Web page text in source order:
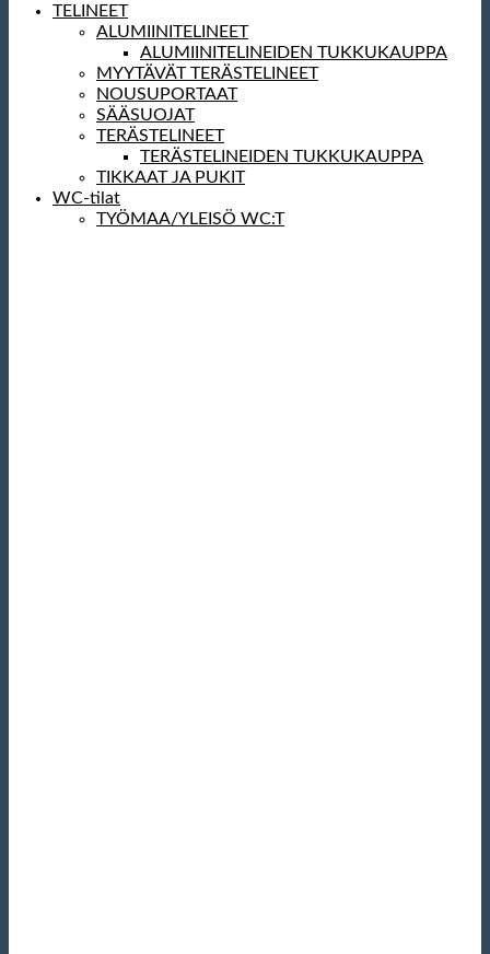
TELINEET
ALUMIINITELINEET
ALUMIINITELINEIDEN TUKKUKAUPPA
MYYTÄVÄT TERÄSTELINEET
NOUSUPORTAAT
SÄÄSUOJAT
TERÄSTELINEET
TERÄSTELINEIDEN TUKKUKAUPPA
TIKKAAT JA PUKIT
WC-tilat
TYÖMAA/YLEISÖ WC:T